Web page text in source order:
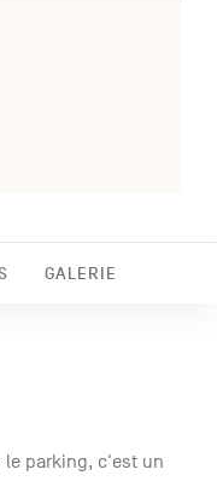
GALERIE
le parking, c'est un